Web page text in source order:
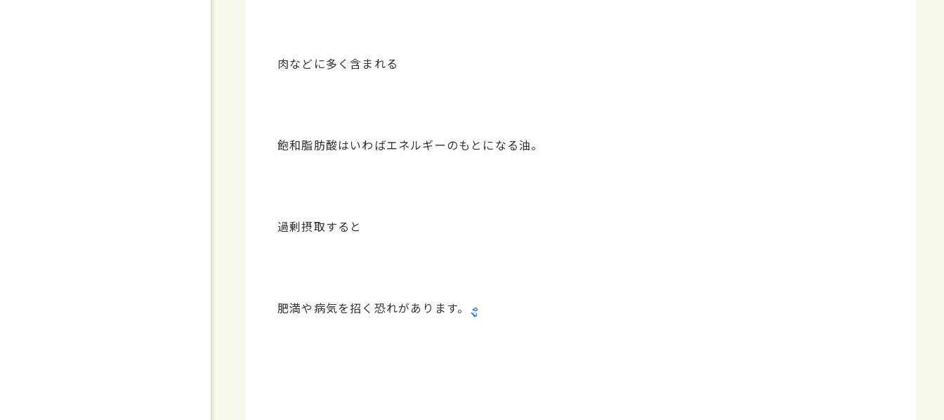
肉などに多く含まれる
飽和脂肪酸はいわばエネルギーのもとになる油。
過剰摂取すると
肥満や病気を招く恐れがあります。